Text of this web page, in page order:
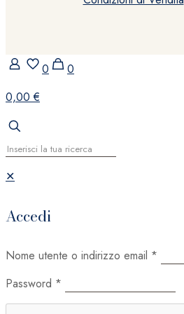
0
0
0,00 €
✕
Accedi
Nome utente o indirizzo email *
Password *